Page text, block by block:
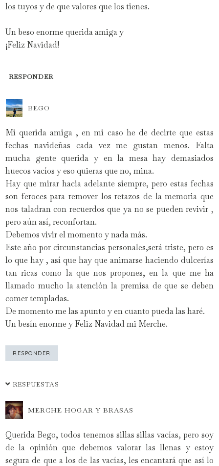
los tuyos y de que valores que los tienes.
Un beso enorme querida amiga y
¡Feliz Navidad!
RESPONDER
BEGO
Mi querida amiga , en mi caso he de decirte que estas
fechas navideñas cada vez me gustan menos. Falta
mucha gente querida y en la mesa hay demasiados
huecos vacíos y eso quieras que no, mina.
Hay que mirar hacia adelante siempre, pero estas fechas
son feroces para remover los retazos de la memoria que
nos taladran con recuerdos que ya no se pueden revivir ,
pero aún así, reconfortan.
Debemos vivir el momento y nada más.
Este año por circunstancias personales,será triste, pero es
lo que hay , así que hay que animarse haciendo dulcerías
tan ricas como la que nos propones, en la que me ha
llamado mucho la atención la premisa de que se deben
comer templadas.
De momento me las apunto y en cuanto pueda las haré.
Un besín enorme y Feliz Navidad mi Merche.
RESPONDER
RESPUESTAS
MERCHE HOGAR Y BRASAS
Querida Bego, todos tenemos sillas sillas vacías, pero soy
de la opinión que debemos valorar las llenas y estoy
segura de que a los de las vacías, les encantará que así lo